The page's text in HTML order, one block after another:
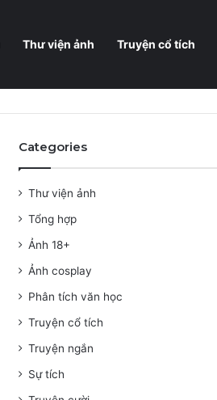
Thư viện ảnh Truyện cổ tích
Categories
Thư viện ảnh
Tổng hợp
Ảnh 18+
Ảnh cosplay
Phân tích văn học
Truyện cổ tích
Truyện ngắn
Sự tích